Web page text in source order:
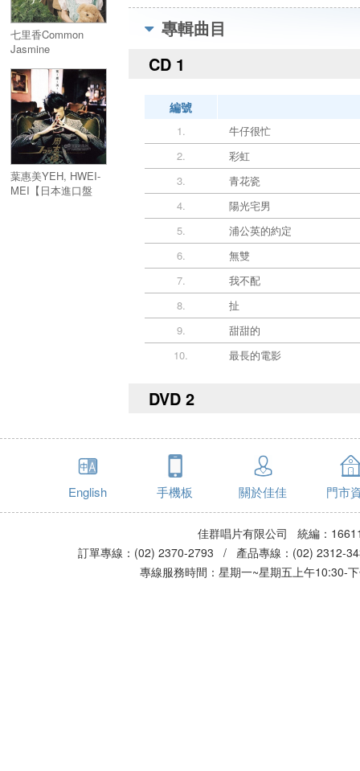
七里香Common
Jasmine
(SHM-CD+DVD)】
(首批封入特典)
葉惠美YEH, HWEI-
MEI【日本進口盤
專輯曲目
CD 1
編號
1.
牛仔很忙
2.
彩虹
3.
青花瓷
4.
陽光宅男
5.
浦公英的約定
6.
無雙
7.
我不配
8.
扯
9.
甜甜的
10.
最長的電影
DVD 2
English 手機板 關於佳佳 門市
佳群唱片有限公司 統編：
訂單專線：(02) 2370-2793 / 產品專線：(02)
專線服務時間：星期一~星期五上午10:30-